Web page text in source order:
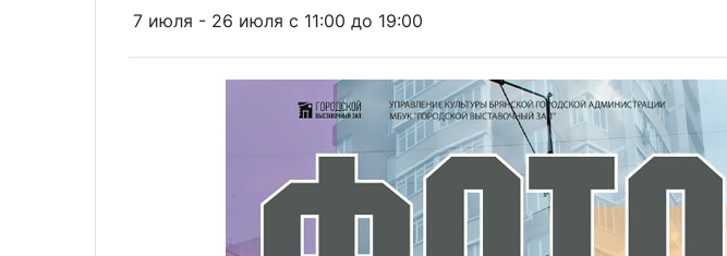
7 июля - 26 июля c 11:00 до 19:00